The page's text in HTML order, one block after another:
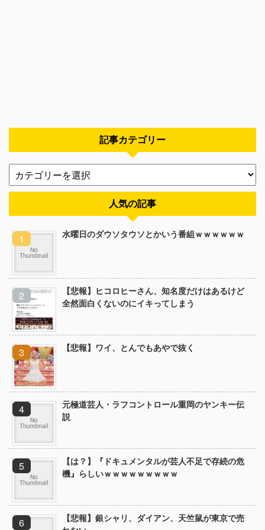
記事カテゴリー
人気の記事
水曜日のダウソタウソとかいう番組ｗｗｗｗｗｗ
【悲報】ヒコロヒーさん、知名度だけはあるけど
全然面白くないのにイキってしまう
【悲報】ワイ、とんでもあやで抜く
元極道芸人・ラフコントロール重岡のヤンキー伝
説
【は？】『ドキュメンタルが芸人不足で存続の危
機』らしいｗｗｗｗｗｗｗｗｗ
【悲報】銀シャリ、ダイアン、天竺鼠が東京で売